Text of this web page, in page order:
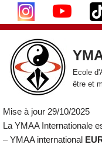
Aller
au
contenu
Ecole
être et
Mise à jour 29/10/2025
La YMAA Internationale
– YMAA international